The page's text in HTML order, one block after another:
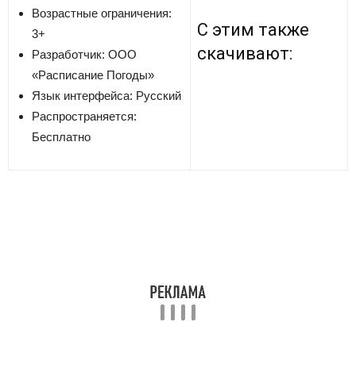
Возрастные ограничения:
3+
Разработчик: ООО
«Расписание Погоды»
Язык интерфейса: Русский
Распространяется:
Бесплатно
С этим также
скачивают: